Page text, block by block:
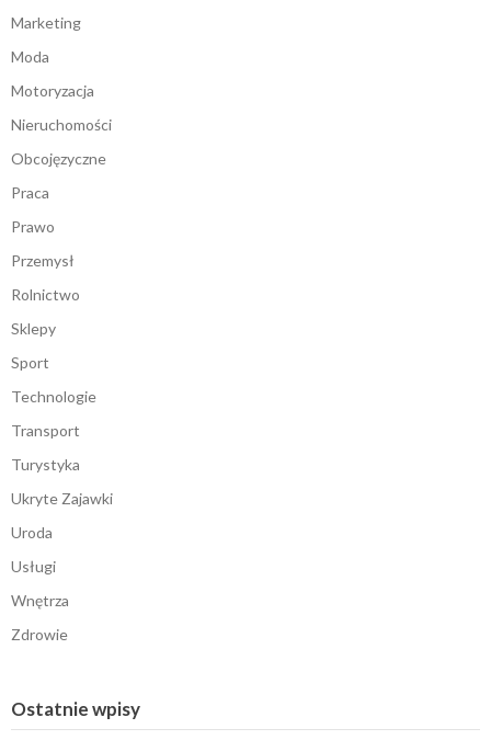
Marketing
Moda
Motoryzacja
Nieruchomości
Obcojęzyczne
Praca
Prawo
Przemysł
Rolnictwo
Sklepy
Sport
Technologie
Transport
Turystyka
Ukryte Zajawki
Uroda
Usługi
Wnętrza
Zdrowie
Ostatnie wpisy